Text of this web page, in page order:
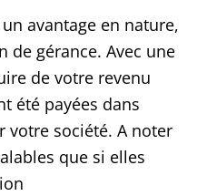
avantage en nature,
de gérance. Avec une
de votre revenu
été payées dans
votre société. A noter
que si elles